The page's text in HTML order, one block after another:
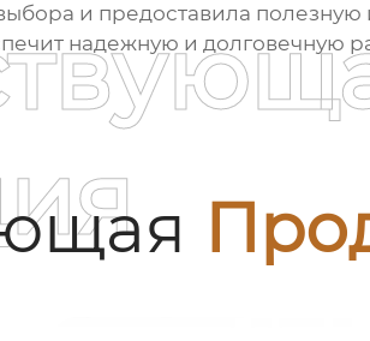
и предоставила
надежную и долговечную